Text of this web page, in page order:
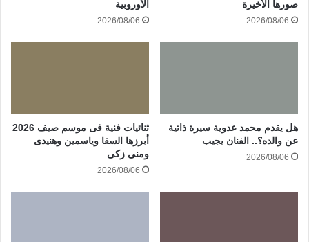
صورها الأخيرة
2026/08/06
الأوروبية
2026/08/06
هل يقدم محمد عدوية سيرة ذاتية
عن والده؟.. الفنان يجيب
2026/08/06
ثنائيات فنية فى موسم صيف 2026
أبرزها السقا وياسمين وهنيدى
ومنى زكى
2026/08/06